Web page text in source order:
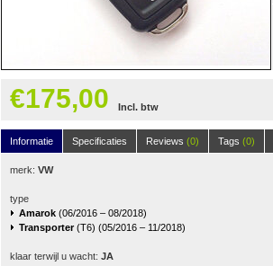
€175,00 Incl. btw
Informatie
Specificaties Reviews (0) Tags (0)
merk: VW
type
Amarok (06/2016 – 08/2018)
Transporter(T6) (05/2016 – 11/2018)
klaar terwijl u wacht: JA